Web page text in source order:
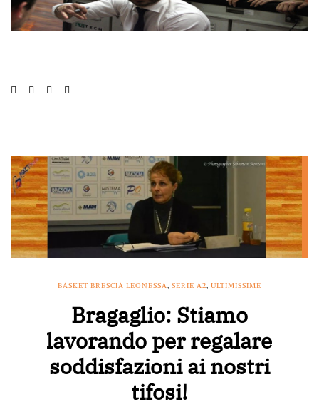
BASKET BRESCIA LEONESSA, SERIE A2, ULTIMISSIME
Bragaglio: Stiamo
lavorando per regalare
soddisfazioni ai nostri
tifosi!